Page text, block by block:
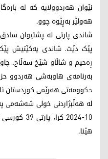
نێوان هەردوولایە کە لە
هەولێر بەڕێوە چوو.
شاندی پارتی لە پشتیوان
پێک دێت. شاندی یەکێتیش پێک
ڕەحیم و شاڵاو شێخ سەڵاح.
بەرنامەی هاوبەشی هەردوو
حکوومەتی هەرێمی کوردستان
هێنا.